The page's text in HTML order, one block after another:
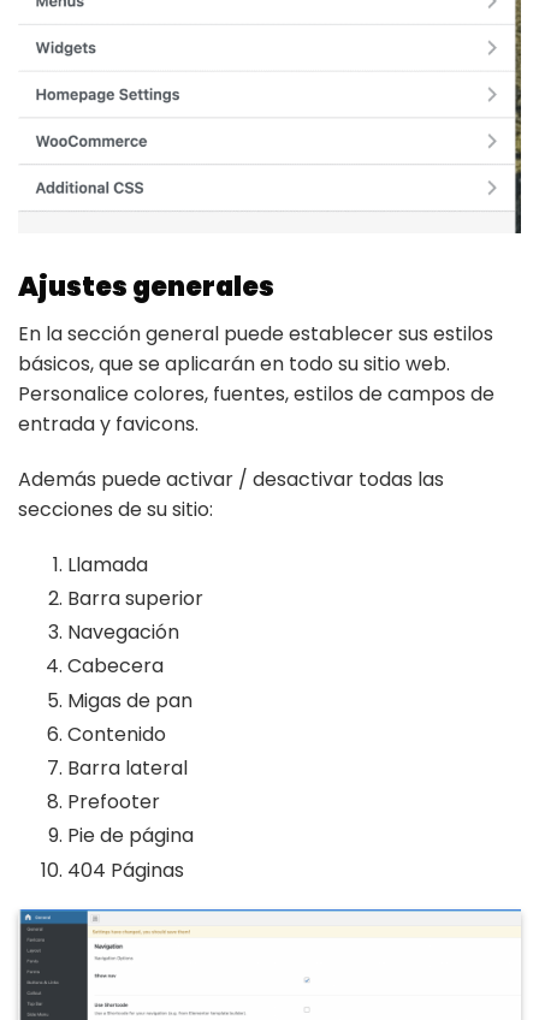
Ajustes generales
En la sección general puede establecer sus estilos
básicos, que se aplicarán en todo su sitio web.
Personalice colores, fuentes, estilos de campos de
entrada y favicons.
Además puede activar / desactivar todas las
secciones de su sitio:
Llamada
Barra superior
Navegación
Cabecera
Migas de pan
Contenido
Barra lateral
Prefooter
Pie de página
404 Páginas